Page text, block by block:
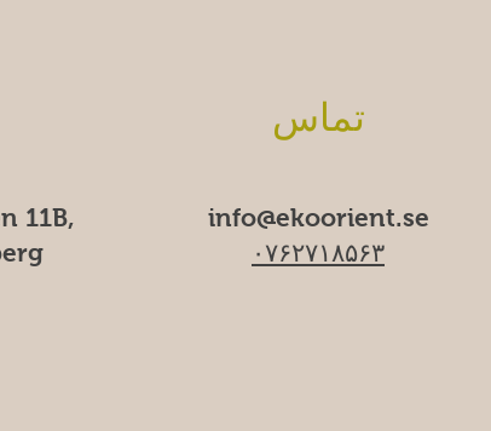
11B,
تماس
info@ekoorient.se​​
۰۷۶۲۷۱۸۵۶۳